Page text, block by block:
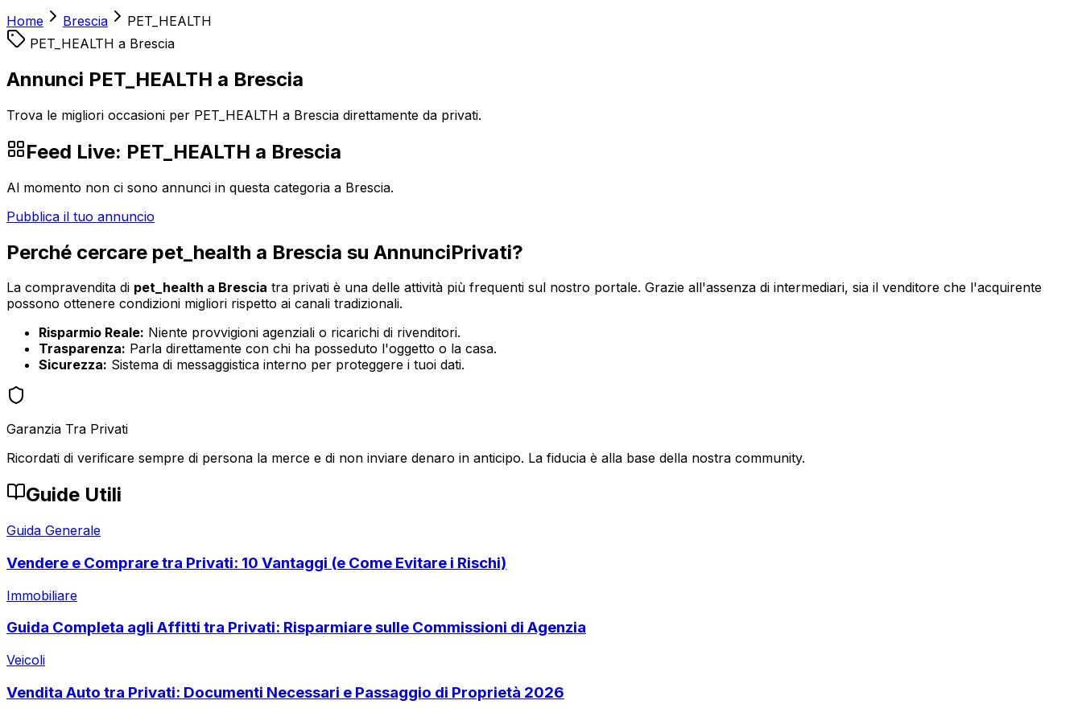
Home Brescia
PET_HEALTH
PET_HEALTH a Brescia
Annunci PET_HEALTH a Brescia
Trova le migliori occasioni per PET_HEALTH a Brescia direttamente da privati.
Feed Live: PET_HEALTH a Brescia
Al momento non ci sono annunci in questa categoria a Brescia.
Pubblica il tuo annuncio
Perché cercare pet_health a Brescia su AnnunciPrivati?
La compravendita di pet_health a Brescia tra privati è una delle attività più frequenti sul nostro portale. Grazie all'assenza di intermediari, sia il venditore che l'acquirente
possono ottenere condizioni migliori rispetto ai canali tradizionali.
Risparmio Reale: Niente provvigioni agenziali o ricarichi di rivenditori.
Trasparenza: Parla direttamente con chi ha posseduto l'oggetto o la casa.
Sicurezza: Sistema di messaggistica interno per proteggere i tuoi dati.
Garanzia Tra Privati
Ricordati di verificare sempre di persona la merce e di non inviare denaro in anticipo. La fiducia è alla base della nostra community.
Guide Utili
Guida Generale
Vendere e Comprare tra Privati: 10 Vantaggi (e Come Evitare i Rischi)
Immobiliare
Guida Completa agli Affitti tra Privati: Risparmiare sulle Commissioni di Agenzia
Veicoli
Vendita Auto tra Privati: Documenti Necessari e Passaggio di Proprietà 2026